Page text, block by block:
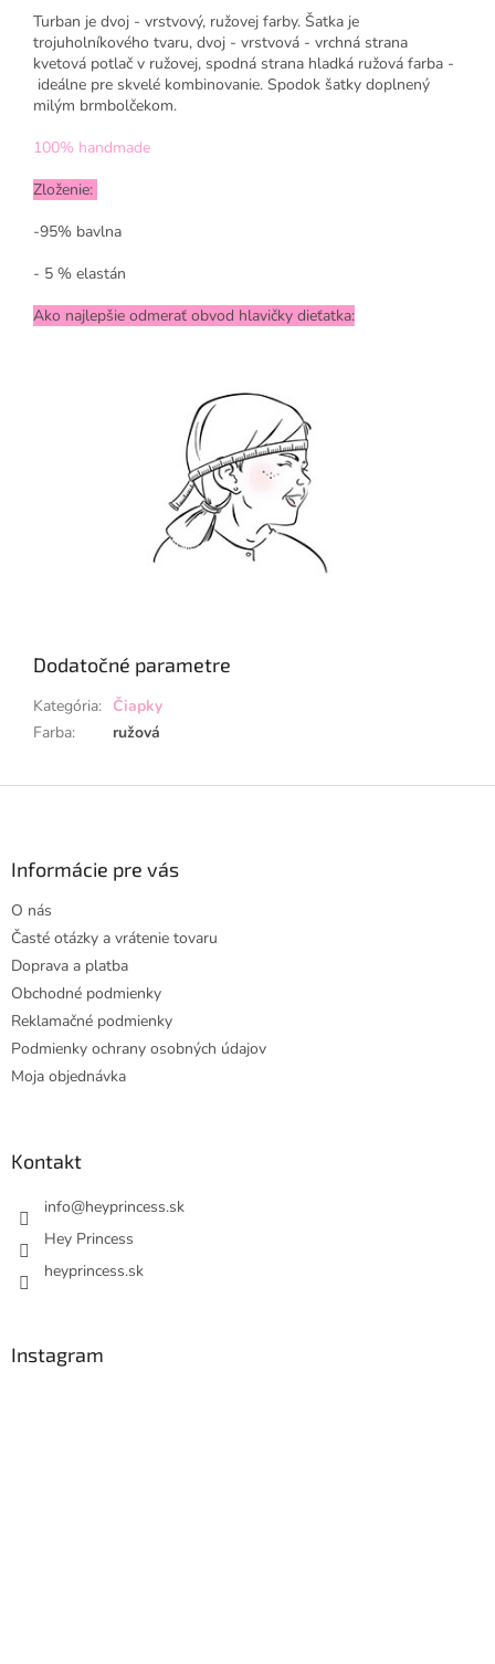
Turban je dvoj - vrstvový, ružovej farby. Šatka je
trojuholníkového tvaru, dvoj - vrstvová - vrchná strana
kvetová potlač v ružovej, spodná strana hladká ružová farba -
ideálne pre skvelé kombinovanie. Spodok šatky doplnený
milým brmbolčekom.
100% handmade
Zloženie:
-95% bavlna
- 5 % elastán
Ako najlepšie odmerať obvod hlavičky dieťatka:
Dodatočné parametre
Kategória: Čiapky
Farba: ružová
Informácie pre vás
O nás
Časté otázky a vrátenie tovaru
Doprava a platba
Obchodné podmienky
Reklamačné podmienky
Podmienky ochrany osobných údajov
Moja objednávka
Kontakt
info@heyprincess.sk
Hey Princess
heyprincess.sk
Instagram